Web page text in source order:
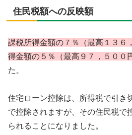
住民税額への反映額
課税所得金額の７％（最高１３６
得金額の５％（最高９７，５００
た。
住宅ローン控除は、所得税で引き
で控除されますが、その住民税で
られることになりました。